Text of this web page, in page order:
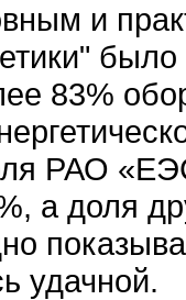
и
83%
РАО
а доля
удачной.